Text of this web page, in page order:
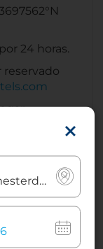
24 horas.